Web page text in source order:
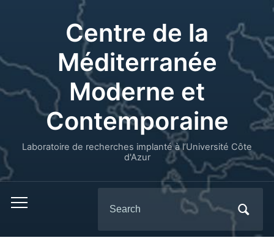
Centre de la
Méditerranée
Moderne et
Contemporaine
Laboratoire de recherches implanté à l’Université Côte
d'Azur
for: